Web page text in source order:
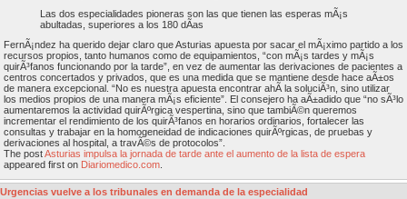
Las dos especialidades pioneras son las que tienen las esperas mÃ¡s
abultadas, superiores a los 180 dÃ­as
FernÃ¡ndez ha querido dejar claro que Asturias apuesta por sacar el mÃ¡ximo partido a los
recursos propios, tanto humanos como de equipamientos, “con mÃ¡s tardes y mÃ¡s
quirÃ³fanos funcionando por la tarde”, en vez de aumentar las derivaciones de pacientes a
centros concertados y privados, que es una medida que se mantiene desde hace aÃ±os
de manera excepcional. “No es nuestra apuesta encontrar ahÃ­ la soluciÃ³n, sino utilizar
los medios propios de una manera mÃ¡s eficiente”. El consejero ha aÃ±adido que “no sÃ³lo
aumentaremos la actividad quirÃºrgica vespertina, sino que tambiÃ©n queremos
incrementar el rendimiento de los quirÃ³fanos en horarios ordinarios, fortalecer las
consultas y trabajar en la homogeneidad de indicaciones quirÃºrgicas, de pruebas y
derivaciones al hospital, a travÃ©s de protocolos”.
The postAsturias impulsa la jornada de tarde ante el aumento de la lista de espera
appeared first on Diariomedico.com
Urgencias vuelve a los tribunales en demanda de la especialidad